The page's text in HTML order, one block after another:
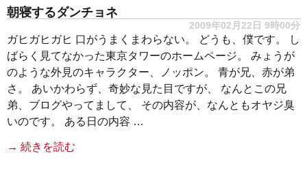
朝寝するダンチョネ
2009年02月22日 9時00分
ガヒガヒガヒ 口がうまくまわらない。 どうも、僕です。 し
ばらく見てなかった東京タワーのホームページ。 みょうが
のような外見のキャラクター、ノッポン。 青が兄、赤が弟
さ。 あいかわらず、奇妙な見た目ですが、 なんとこの兄
弟、ブログやってまして、 その内容が、なんともオヤジ臭
いのです。 ある日の内容 …
→ 続きを読む